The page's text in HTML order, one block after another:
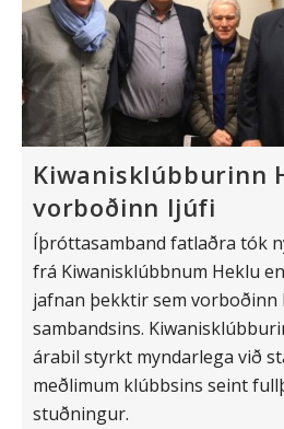
Kiwanisklúbburinn
vorboðinn ljúfi
Íþróttasamband fatlaðra tók
frá Kiwanisklúbbnum Heklu
jafnan þekktir sem vorboðinn
sambandsins.
árabil styrkt myndarlega við
meðlimum klúbbsins seint
stuðningur.